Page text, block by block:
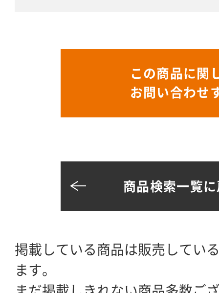
この商品に関
お問い合わせ
商品検索一覧
掲載している商品は販売してい
ます。